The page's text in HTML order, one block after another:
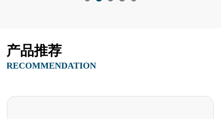
产品推荐
RECOMMENDATION